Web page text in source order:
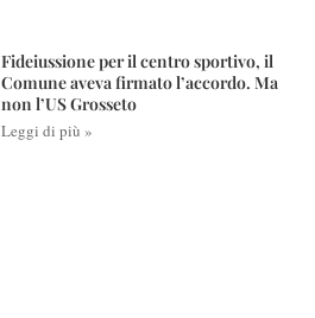
Fideiussione per il centro sportivo, il
Comune aveva firmato l’accordo. Ma
non l’US Grosseto
Leggi di più »